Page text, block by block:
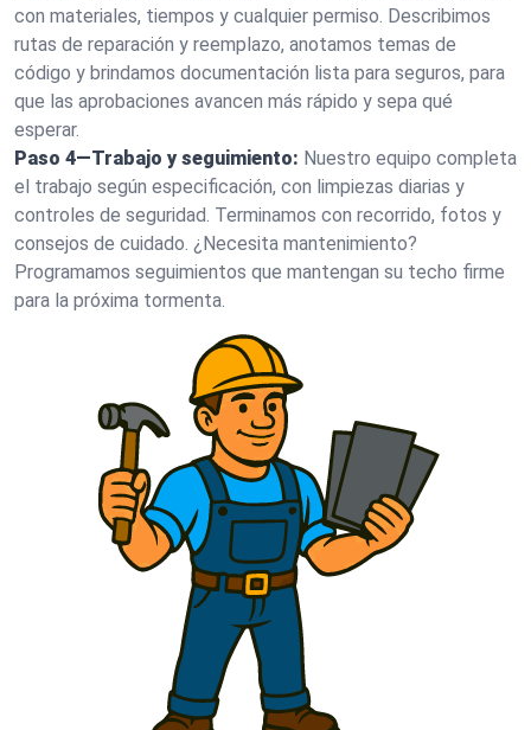
con materiales, tiempos y cualquier permiso. Describimos
rutas de reparación y reemplazo, anotamos temas de
código y brindamos documentación lista para seguros, para
que las aprobaciones avancen más rápido y sepa qué
esperar.
Paso 4—Trabajo y seguimiento: Nuestro equipo completa
el trabajo según especificación, con limpiezas diarias y
controles de seguridad. Terminamos con recorrido, fotos y
consejos de cuidado. ¿Necesita mantenimiento?
Programamos seguimientos que mantengan su techo firme
para la próxima tormenta.